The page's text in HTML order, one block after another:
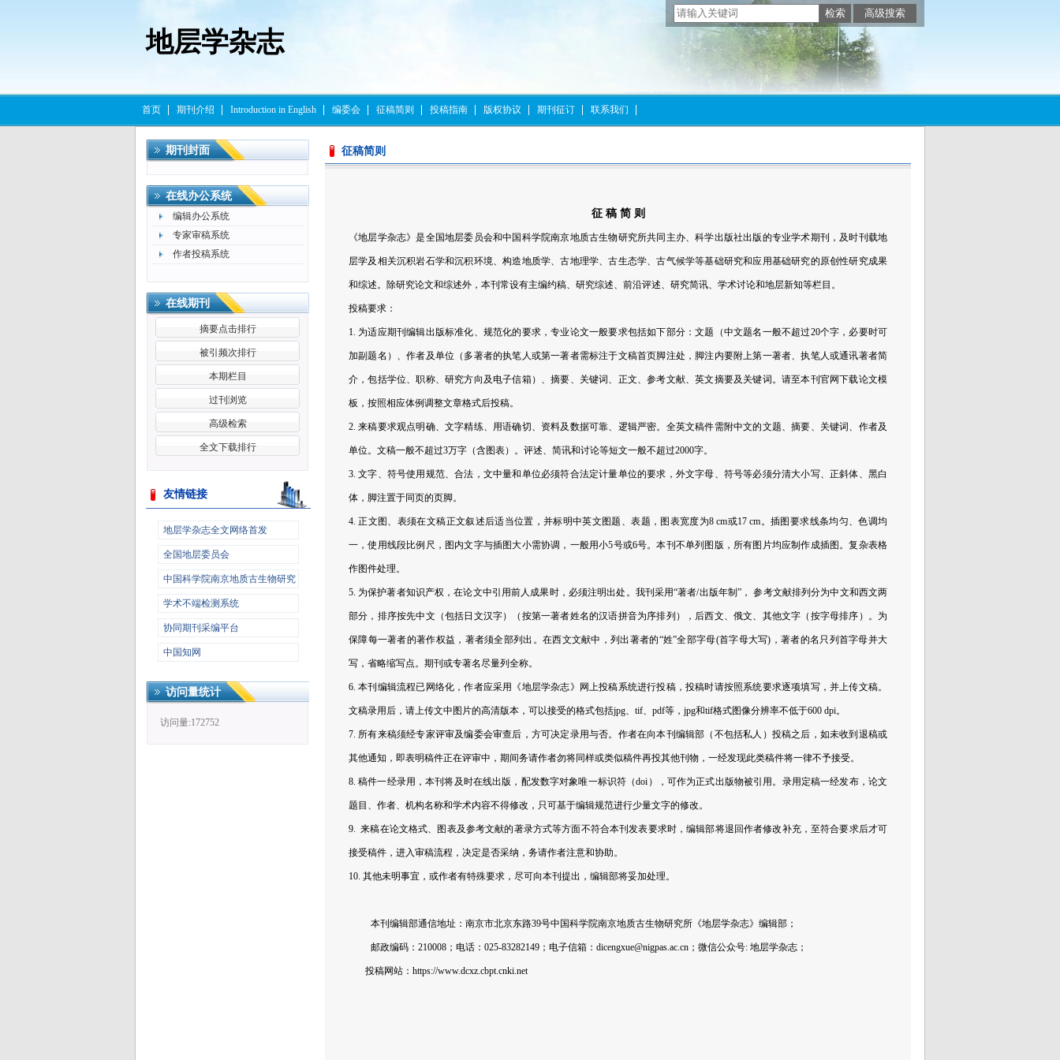
地层学杂志
首页 期刊介绍 Introduction in English 编委会 征稿简则 投稿指南 版权协议 期刊征订 联系我们
期刊封面
在线办公系统
编辑办公系统
专家审稿系统
作者投稿系统
在线期刊
摘要点击排行
被引频次排行
本期栏目
过刊浏览
高级检索
全文下载排行
友情链接
地层学杂志全文网络首发
全国地层委员会
中国科学院南京地质古生物研究
所
学术不端检测系统
协同期刊采编平台
中国知网
访问量统计
访问量:172752
征稿简则
征 稿 简 则
《地层学杂志》是全国地层委员会和中国科学院南京地质古生物研究所共同主办、科学出版社出版的专业学术期刊，及时刊载地
层学及相关沉积岩石学和沉积环境、构造地质学、古地理学、古生态学、古气候学等基础研究和应用基础研究的原创性研究成果
和综述。除研究论文和综述外，本刊常设有主编约稿、研究综述、前沿评述、研究简讯、学术讨论和地层新知等栏目。
投稿要求：
1. 为适应期刊编辑出版标准化、规范化的要求，专业论文一般要求包括如下部分：文题（中文题名一般不超过20个字，必要时可
加副题名）、作者及单位（多著者的执笔人或第一著者需标注于文稿首页脚注处，脚注内要附上第一著者、执笔人或通讯著者简
介，包括学位、职称、研究方向及电子信箱）、摘要、关键词、正文、参考文献、英文摘要及关键词。请至本刊官网下载论文模
板，按照相应体例调整文章格式后投稿。
2. 来稿要求观点明确、文字精练、用语确切、资料及数据可靠、逻辑严密。全英文稿件需附中文的文题、摘要、关键词、作者及
单位。文稿一般不超过3万字（含图表）。评述、简讯和讨论等短文一般不超过2000字。
3. 文字、符号使用规范、合法，文中量和单位必须符合法定计量单位的要求，外文字母、符号等必须分清大小写、正斜体、黑白
体，脚注置于同页的页脚。
4. 正文图、表须在文稿正文叙述后适当位置，并标明中英文图题、表题，图表宽度为8 cm或17 cm。插图要求线条均匀、色调均
一，使用线段比例尺，图内文字与插图大小需协调，一般用小5号或6号。本刊不单列图版，所有图片均应制作成插图。复杂表格
作图件处理。
5. 为保护著者知识产权，在论文中引用前人成果时，必须注明出处。我刊采用“著者/出版年制”， 参考文献排列分为中文和西文两
部分，排序按先中文（包括日文汉字）（按第一著者姓名的汉语拼音为序排列），后西文、俄文、其他文字（按字母排序）。为
保障每一著者的著作权益，著者须全部列出。在西文文献中，列出著者的“姓”全部字母(首字母大写)，著者的名只列首字母并大
写，省略缩写点。期刊或专著名尽量列全称。
6. 本刊编辑流程已网络化，作者应采用《地层学杂志》网上投稿系统进行投稿，投稿时请按照系统要求逐项填写，并上传文稿。
文稿录用后，请上传文中图片的高清版本，可以接受的格式包括jpg、tif、pdf等，jpg和tif格式图像分辨率不低于600 dpi。
7. 所有来稿须经专家评审及编委会审查后，方可决定录用与否。作者在向本刊编辑部（不包括私人）投稿之后，如未收到退稿或
其他通知，即表明稿件正在评审中，期间务请作者勿将同样或类似稿件再投其他刊物，一经发现此类稿件将一律不予接受。
8. 稿件一经录用，本刊将及时在线出版，配发数字对象唯一标识符（doi），可作为正式出版物被引用。录用定稿一经发布，论文
题目、作者、机构名称和学术内容不得修改，只可基于编辑规范进行少量文字的修改。
9. 来稿在论文格式、图表及参考文献的著录方式等方面不符合本刊发表要求时，编辑部将退回作者修改补充，至符合要求后才可
接受稿件，进入审稿流程，决定是否采纳，务请作者注意和协助。
10. 其他未明事宜，或作者有特殊要求，尽可向本刊提出，编辑部将妥加处理。
本刊编辑部通信地址：南京市北京东路39号中国科学院南京地质古生物研究所《地层学杂志》编辑部；
邮政编码：210008；电话：025-83282149；电子信箱：dicengxue@nigpas.ac.cn； 微信公众号: 地层学杂志；
投稿网站：https://www.dcxz.cbpt.cnki.net